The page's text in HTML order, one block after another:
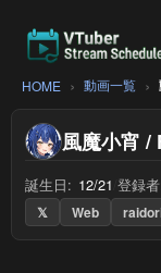
HOME 動画一覧
風魔小宵
誕生日: 12/21 登録
𝕏
Web